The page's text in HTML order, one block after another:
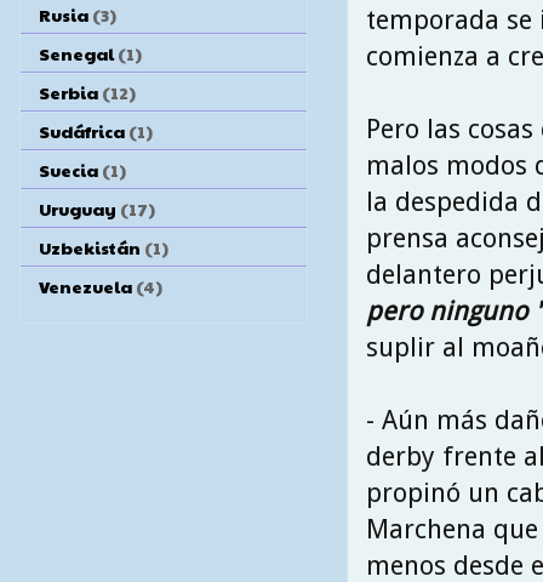
temporada se
comienza a
Pero las
malos modos
la despedida
prensa
delantero
pero ninguno
suplir al
- Aún más
derby frente
propinó un
Marchena
menos desde
Rusia (3)
Senegal (1)
Serbia (12)
Sudáfrica (1)
Suecia (1)
Uruguay (17)
Uzbekistán (1)
Venezuela (4)